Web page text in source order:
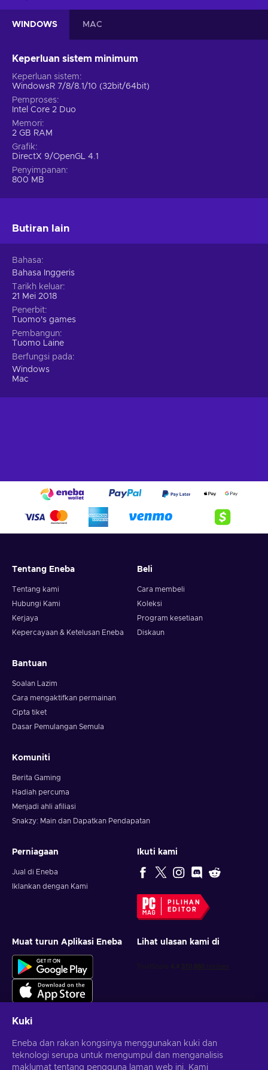
WINDOWS MAC
Keperluan sistem minimum
Keperluan sistem
WindowsR 7/8/8.1/10 (32bit/64bit)
Pemproses
Intel Core 2 Duo
Memori
2 GB RAM
Grafik
DirectX 9/OpenGL 4.1
Penyimpanan
800 MB
Butiran lain
Bahasa
Bahasa Inggeris
Tarikh keluar
21 Mei 2018
Penerbit
Tuomo's games
Pembangun
Tuomo Laine
Berfungsi pada
Windows
Mac
Tentang Eneba
Tentang kami
Hubungi Kami
Kerjaya
Kepercayaan & Ketelusan Eneba
Beli
Cara membeli
Koleksi
Program kesetiaan
Diskaun
Bantuan
Soalan Lazim
Cara mengaktifkan permainan
Cipta tiket
Dasar Pemulangan Semula
Komuniti
Berita Gaming
Hadiah percuma
Menjadi ahli afiliasi
Snakzy: Main dan Dapatkan Pendapatan
Perniagaan
Jual di Eneba
Iklankan dengan Kami
Ikuti kami
PILIHAN
EDITOR
Muat turun Aplikasi Eneba Lihat ulasan kami di
Dapatkan tawaran permainan yang diperibadikan
Kuki
Eneba dan rakan kongsinya menggunakan kuki dan
teknologi serupa untuk mengumpul dan menganalisis
maklumat tentang pengguna laman web ini. Kami